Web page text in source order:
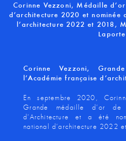
Corinne Vezzoni, Médaille
d’architecture 2020 et
l’architecture 2022 et 2018,
Corinne Vezzoni,
l’Académie française
En septembre 2020,
Grande médaille d’or de
d’Architecture et a été
national d’architecture 2022